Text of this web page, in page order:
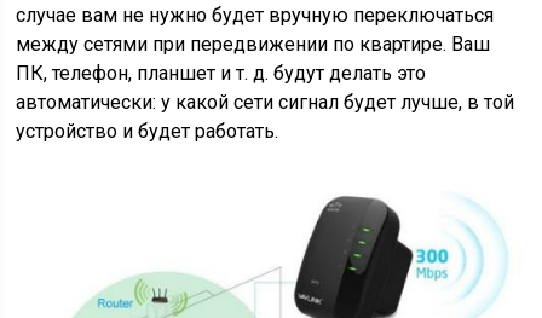
случае вам не нужно будет вручную переключаться
между сетями при передвижении по квартире. Ваш
ПК, телефон, планшет и т. д. будут делать это
автоматически: у какой сети сигнал будет лучше, в той
устройство и будет работать.